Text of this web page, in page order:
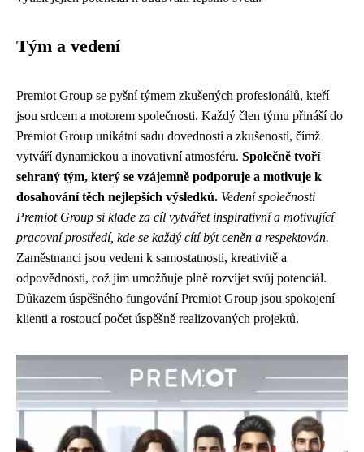
Tým a vedení
Premiot Group se pyšní týmem zkušených profesionálů, kteří
jsou srdcem a motorem společnosti. Každý člen týmu přináší do
Premiot Group unikátní sadu dovedností a zkušeností, čímž
vytváří dynamickou a inovativní atmosféru. Společně tvoří
sehraný tým, který se vzájemně podporuje a motivuje k
dosahování těch nejlepších výsledků. Vedení společnosti
Premiot Group si klade za cíl vytvářet inspirativní a motivující
pracovní prostředí, kde se každý cítí být ceněn a respektován.
Zaměstnanci jsou vedeni k samostatnosti, kreativitě a
odpovědnosti, což jim umožňuje plně rozvíjet svůj potenciál.
Důkazem úspěšného fungování Premiot Group jsou spokojení
klienti a rostoucí počet úspěšně realizovaných projektů.